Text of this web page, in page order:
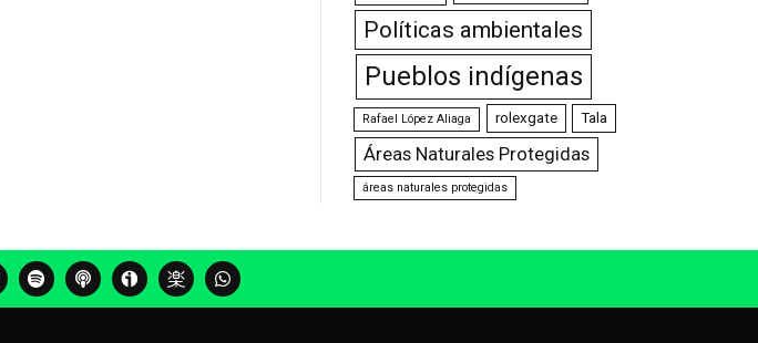
Políticas ambientales
Pueblos indígenas
Rafael López Aliaga rolexgate Tala
Áreas Naturales Protegidas
áreas naturales protegidas